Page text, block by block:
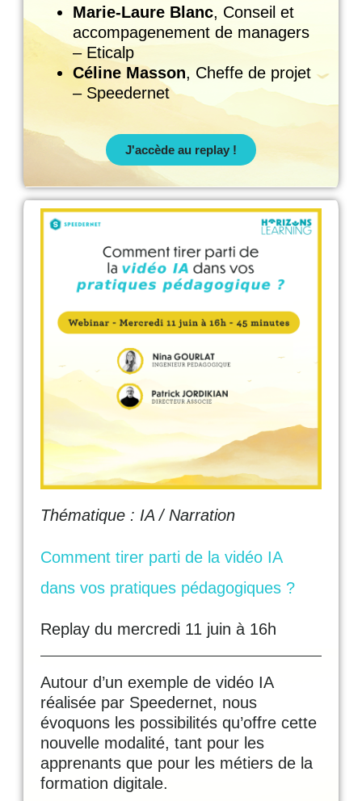
Marie-Laure Blanc, Conseil et
accompagenement de managers
– Eticalp
Céline Masson, Cheffe de projet
– Speedernet
J'accède au replay !
Thématique : IA / Narration
Comment tirer parti de la vidéo IA
dans vos pratiques pédagogiques ?
Replay du mercredi 11 juin à 16h
Autour d’un exemple de vidéo IA
réalisée par Speedernet, nous
évoquons les possibilités qu’offre cette
nouvelle modalité, tant pour les
apprenants que pour les métiers de la
formation digitale.